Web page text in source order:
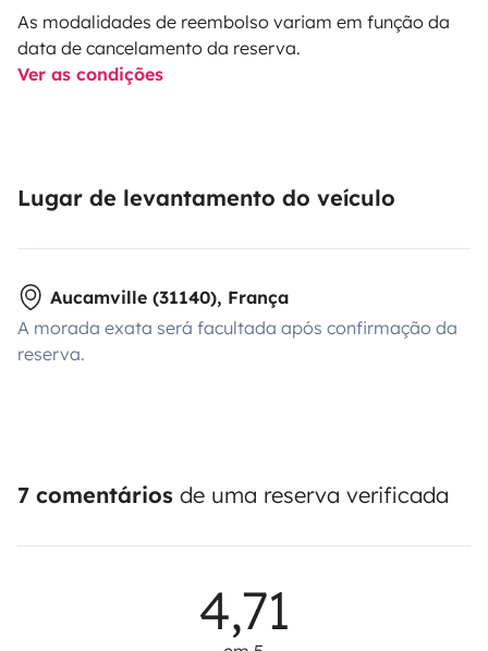
As modalidades de reembolso variam em função da
data de cancelamento da reserva.
Ver as condições
Lugar de levantamento do veículo
Aucamville (31140), França
A morada exata será facultada após confirmação da
reserva.
7 comentários de uma reserva verificada
4,71